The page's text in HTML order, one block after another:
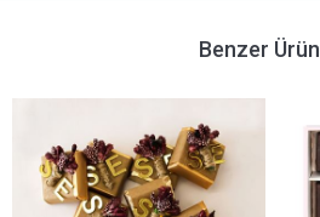
Benzer